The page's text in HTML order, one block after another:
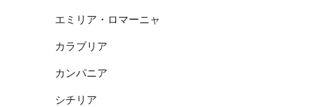
エミリア・ロマーニャ
カラブリア
カンパニア
シチリア